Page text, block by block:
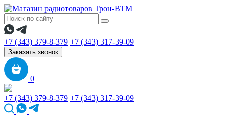
+7 (343) 379-8-379 +7 (343) 317-39-09
Заказать звонок
0
+7 (343) 379-8-379 +7 (343) 317-39-09